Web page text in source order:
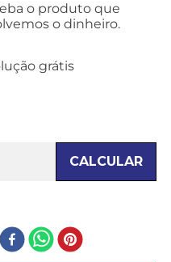
o produto que
o dinheiro.
grátis
CALCULAR